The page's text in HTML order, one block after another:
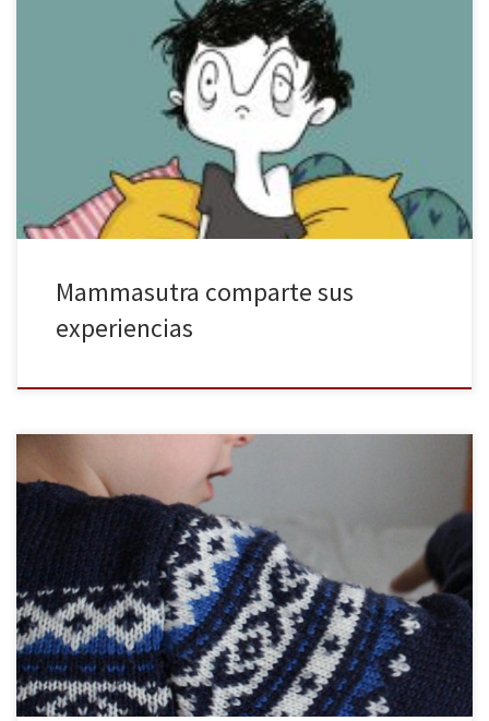
La ilustradora Cristina Torrón acaba de publicar Mammasutra. 1001
posturas para mujeres en apuros en Lumen, un libro que surge de
su blog homónimo. En él, Mammasutra, “una madre frustrada pero
feliz”, comparte las experiencias de su maternidad y el proceso
que comporta. El libro se presenta como una guía […]
Mammasutra comparte sus
experiencias
El número de mujeres que decide incorporarse al mercado
laboral ha ido aumentando paulatinamente. Sin embargo, las
nuevas generaciones también quieren formar una familia, pero sin
que esto implique tener que dejar su trabajo. Son muchas las
trabas que las jóvenes de hoy en día encuentran a la hora de […]